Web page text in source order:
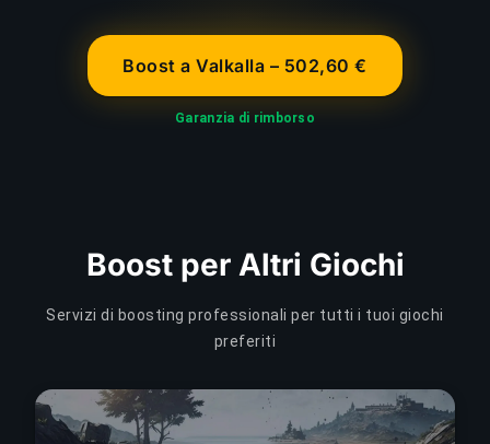
Boost a Valkalla – 502,60 €
Garanzia di rimborso
Boost per Altri Giochi
Servizi di boosting professionali per tutti i tuoi giochi
preferiti